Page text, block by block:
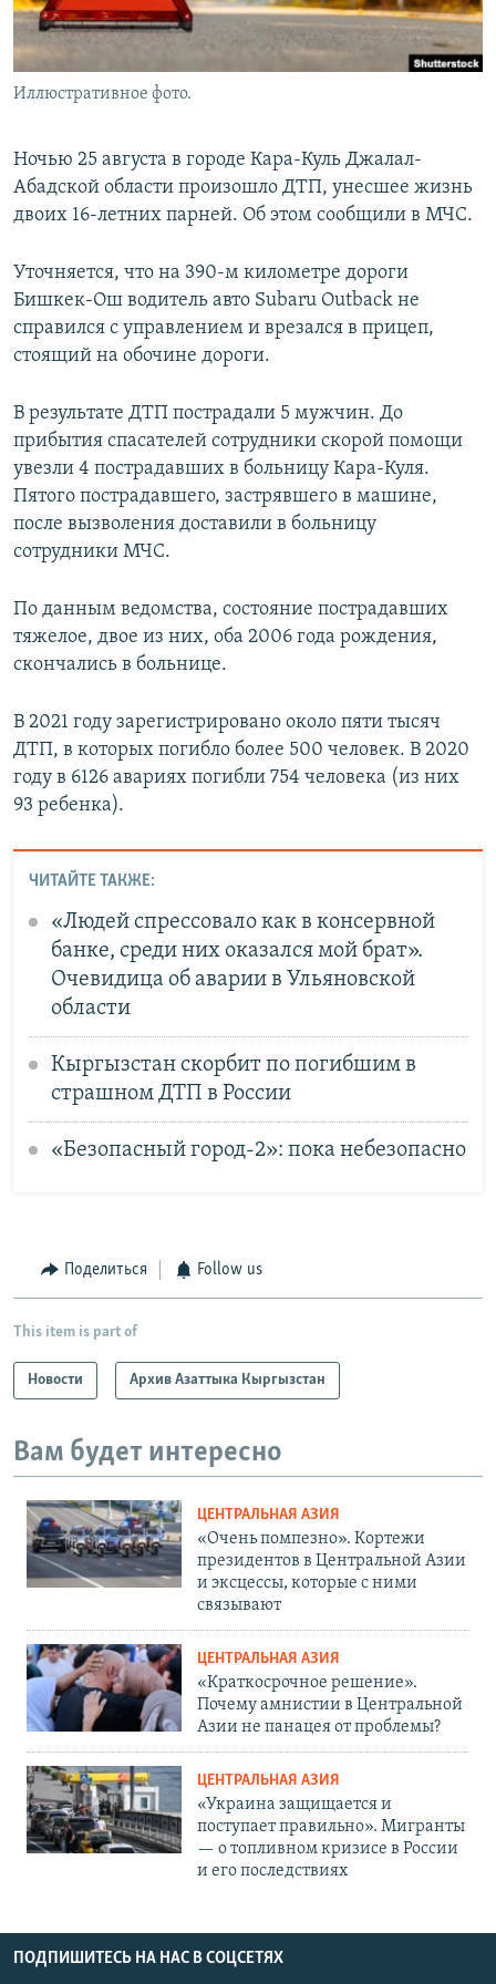
Иллюстративное фото.
Ночью 25 августа в городе Кара-Куль Джалал-
Абадской области произошло ДТП, унесшее жизнь
двоих 16-летних парней. Об этом сообщили в МЧС.
Уточняется, что на 390-м километре дороги
Бишкек-Ош водитель авто Subaru Outback не
справился с управлением и врезался в прицеп,
стоящий на обочине дороги.
В результате ДТП пострадали 5 мужчин. До
прибытия спасателей сотрудники скорой помощи
увезли 4 пострадавших в больницу Кара-Куля.
Пятого пострадавшего, застрявшего в машине,
после вызволения доставили в больницу
сотрудники МЧС.
По данным ведомства, состояние пострадавших
тяжелое, двое из них, оба 2006 года рождения,
скончались в больнице.
В 2021 году зарегистрировано около пяти тысяч
ДТП, в которых погибло более 500 человек. В 2020
году в 6126 авариях погибли 754 человека (из них
93 ребенка).
ЧИТАЙТЕ ТАКЖЕ:
«Людей спрессовало как в консервной
банке, среди них оказался мой брат».
Очевидица об аварии в Ульяновской
области
Кыргызстан скорбит по погибшим в
страшном ДТП в России
«Безопасный город-2»: пока небезопасно
Поделиться Follow us
This item is part of
Новости Архив Азаттыка Кыргызстан
Вам будет интересно
ЦЕНТРАЛЬНАЯ АЗИЯ
«Очень помпезно». Кортежи
президентов в Центральной Азии
и эксцессы, которые с ними
связывают
ЦЕНТРАЛЬНАЯ АЗИЯ
«Краткосрочное решение».
Почему амнистии в Центральной
Азии не панацея от проблемы?
ЦЕНТРАЛЬНАЯ АЗИЯ
«Украина защищается и
поступает правильно». Мигранты
— о топливном кризисе в России
и его последствиях
ПОДПИШИТЕСЬ НА НАС В СОЦСЕТЯХ